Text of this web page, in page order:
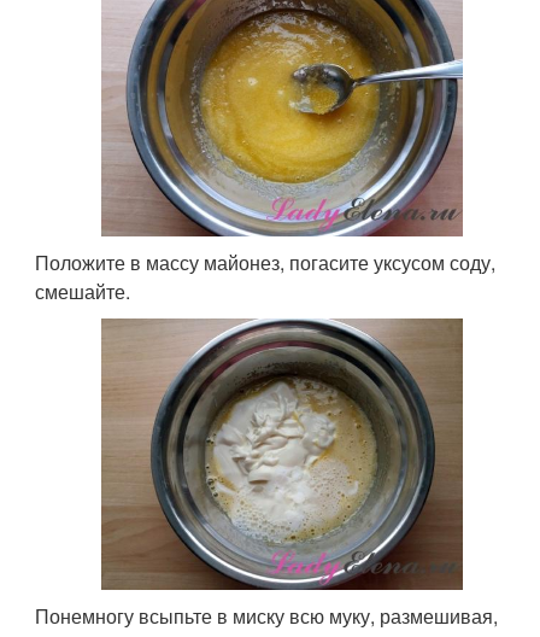
Положите в массу майонез, погасите уксусом соду,
смешайте.
Понемногу всыпьте в миску всю муку, размешивая,